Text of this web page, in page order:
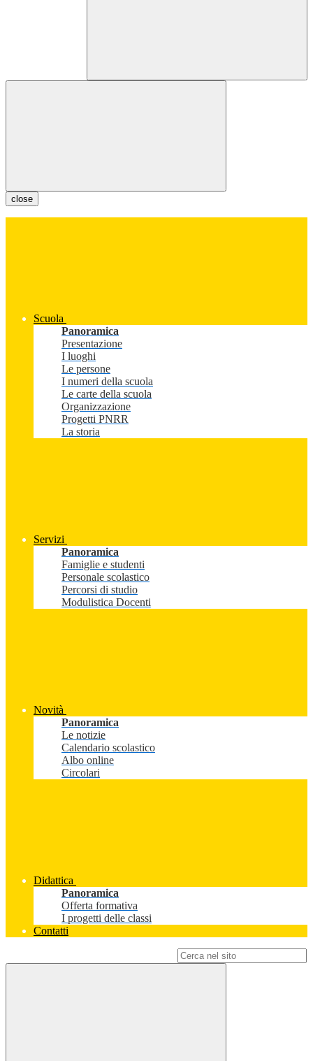
close
Scuola
Panoramica
Presentazione
I luoghi
Le persone
I numeri della scuola
Le carte della scuola
Organizzazione
Progetti PNRR
La storia
Servizi
Panoramica
Famiglie e studenti
Personale scolastico
Percorsi di studio
Modulistica Docenti
Novità
Panoramica
Le notizie
Calendario scolastico
Albo online
Circolari
Didattica
Panoramica
Offerta formativa
I progetti delle classi
Contatti